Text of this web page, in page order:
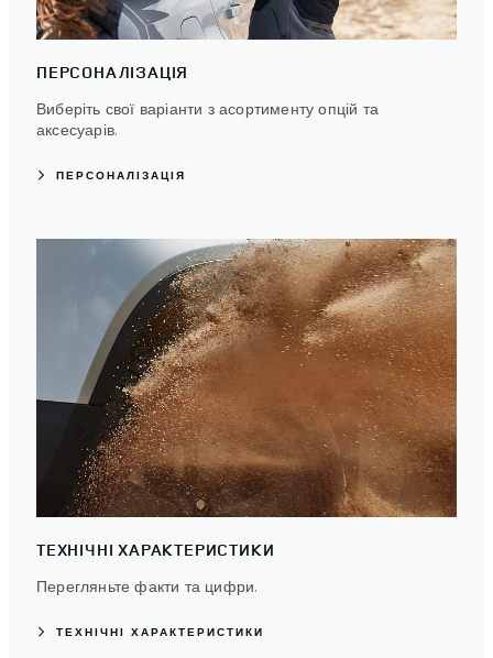
ПЕРСОНАЛІЗАЦІЯ
Виберіть свої варіанти з асортименту опцій та
аксесуарів.
ПЕРСОНАЛІЗАЦІЯ
ТЕХНІЧНІ ХАРАКТЕРИСТИКИ
Перегляньте факти та цифри.
ТЕХНІЧНІ ХАРАКТЕРИСТИКИ